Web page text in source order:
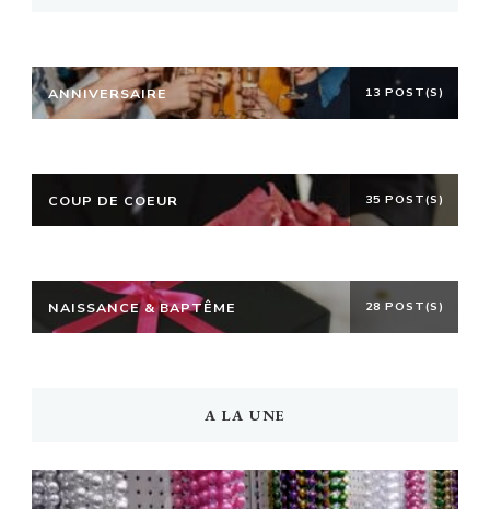
ANNIVERSAIRE 13 POST(S)
COUP DE COEUR 35 POST(S)
NAISSANCE & BAPTÊME 28 POST(S)
A LA UNE